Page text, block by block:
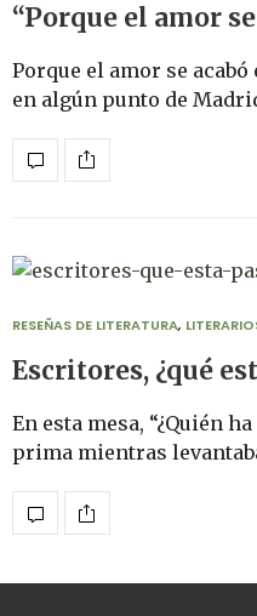
“Porque el amor
Porque el amor se
en algún punto de
RESEÑAS DE LITERATURA,
Escritores, ¿qué
En esta mesa, “¿Quién
prima mientras